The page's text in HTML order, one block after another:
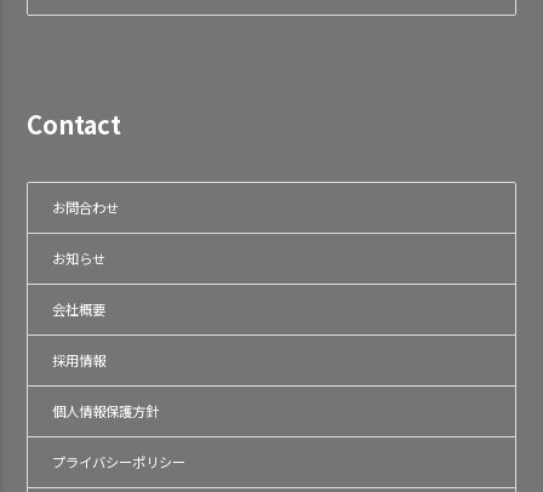
Contact
お問合わせ
お知らせ
会社概要
採用情報
個人情報保護方針
プライバシーポリシー